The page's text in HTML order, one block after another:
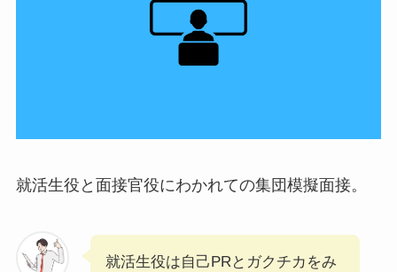
就活生役と面接官役にわかれての集団模擬面接。
就活生役は自己PRとガクチカをみ